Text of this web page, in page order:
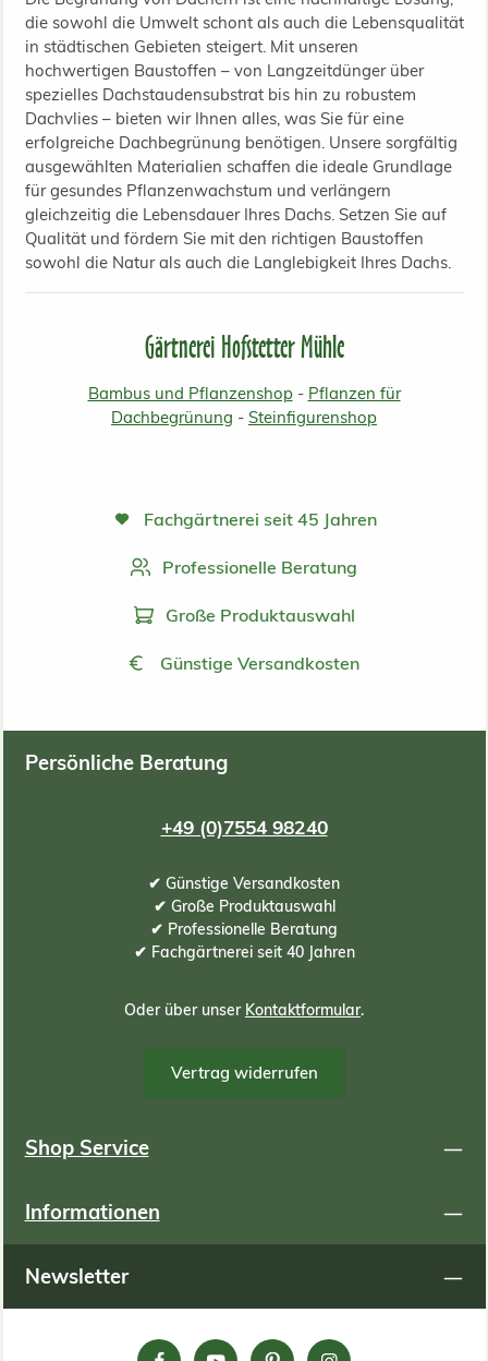
die sowohl die Umwelt schont als auch die Lebensqualität
in städtischen Gebieten steigert. Mit unseren
hochwertigen Baustoffen – von Langzeitdünger über
spezielles Dachstaudensubstrat bis hin zu robustem
Dachvlies – bieten wir Ihnen alles, was Sie für eine
erfolgreiche Dachbegrünung benötigen. Unsere sorgfältig
ausgewählten Materialien schaffen die ideale Grundlage
für gesundes Pflanzenwachstum und verlängern
gleichzeitig die Lebensdauer Ihres Dachs. Setzen Sie auf
Qualität und fördern Sie mit den richtigen Baustoffen
sowohl die Natur als auch die Langlebigkeit Ihres Dachs.
Gärtnerei Hofstetter Mühle
Bambus und Pflanzenshop- Pflanzen für
Dachbegrünung - Steinfigurenshop
Fachgärtnerei seit 45 Jahren
Professionelle Beratung
Große Produktauswahl
Günstige Versandkosten
Persönliche Beratung
+49 (0)7554 98240
✔ Günstige Versandkosten
✔ Große Produktauswahl
✔ Professionelle Beratung
✔ Fachgärtnerei seit 40 Jahren
Oder über unser Kontaktformular.
Vertrag widerrufen
Shop Service
Informationen
Newsletter